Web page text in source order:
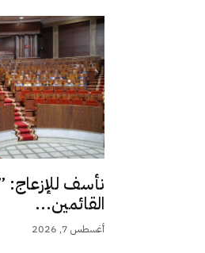
نأسف للإزعاج:
القائمين...
أغسطس 7, 2026